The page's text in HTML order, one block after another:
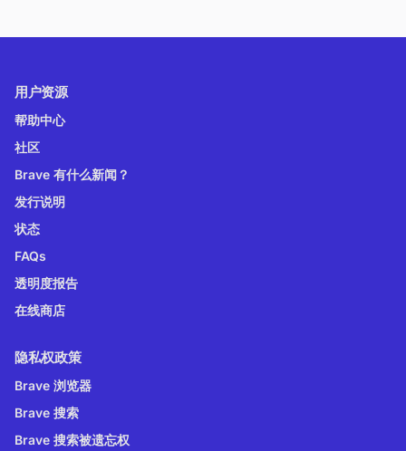
用户资源
帮助中心
社区
Brave 有什么新闻？
发行说明
状态
FAQs
透明度报告
在线商店
隐私权政策
Brave 浏览器
Brave 搜索
Brave 搜索被遗忘权